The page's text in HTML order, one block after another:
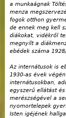
a munkaágnak
menza
fogok otthon
de ennek meg kell
diákokat, vidékről
megnyílt a
ebédek száma
Az internátusok is
1930-as évek
internátusokban,
egyszerű ellátást
merészségével a
nyomortelepek
Isten igéjének